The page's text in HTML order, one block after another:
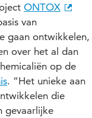
ONTOX
van
gaan ontwikkelen,
over het al dan
op de
. “Het unieke aan
die
gevaarlijke